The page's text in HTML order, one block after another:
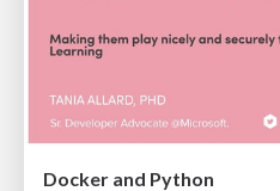
Docker and Python